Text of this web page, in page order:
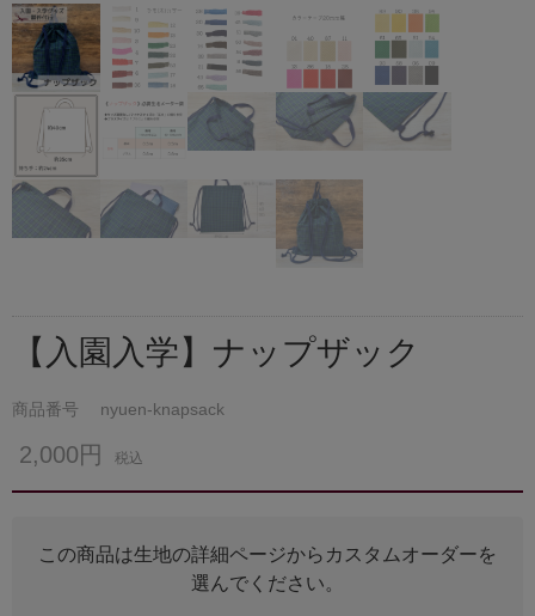
【入園入学】ナップザック
商品番号 nyuen-knapsack
2,000円 税込
この商品は生地の詳細ページからカスタムオーダーを
選んでください。